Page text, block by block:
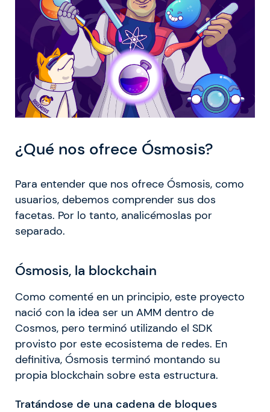
¿Qué nos ofrece Ósmosis?
Para entender que nos ofrece Ósmosis, como
usuarios, debemos comprender sus dos
facetas. Por lo tanto, analicémoslas por
separado.
Ósmosis, la blockchain
Como comenté en un principio, este proyecto
nació con la idea ser un AMM dentro de
Cosmos, pero terminó utilizando el SDK
provisto por este ecosistema de redes. En
definitiva, Ósmosis terminó montando su
propia blockchain sobre esta estructura.
Tratándose de una cadena de bloques